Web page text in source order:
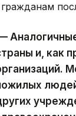
и, как